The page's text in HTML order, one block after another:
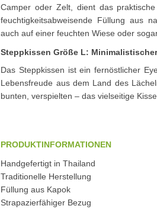
Camper oder Zelt, dient das
feuchtigkeitsabweisende Füllung aus
auch auf einer feuchten Wiese oder
Steppkissen Größe L:
Das Steppkissen ist ein fernöstlicher
Lebensfreude aus dem Land des
bunten, verspielten – das vielseitige
PRODUKTINFORMATIONEN
Handgefertigt in Thailand
Traditionelle Herstellung
Füllung aus Kapok
Strapazierfähiger Bezug